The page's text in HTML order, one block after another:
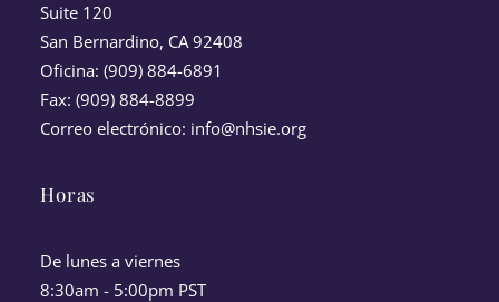
Suite 120
San Bernardino, CA 92408
Oficina: (909) 884-6891
Fax: (909) 884-8899
Correo electrónico: info@nhsie.org
Horas
De lunes a viernes
8:30am - 5:00pm PST